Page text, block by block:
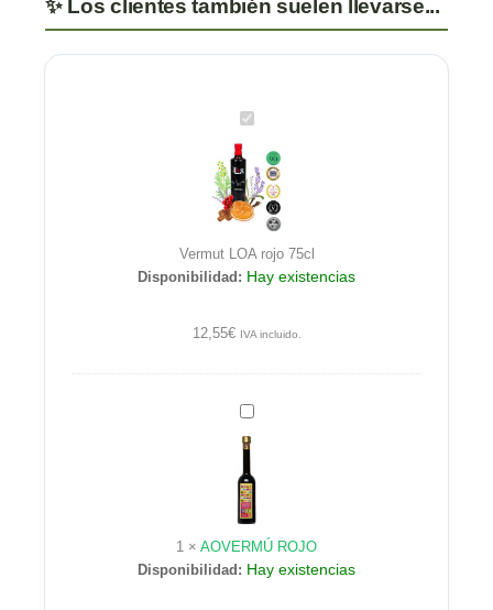
Vermut
LOA
rojo
75cl
Vermut LOA rojo 75cl
Disponibilidad: Hay existencias
12,55€ IVA incluido.
AOVERMÚ
ROJO
1 × AOVERMÚ ROJO
Disponibilidad: Hay existencias